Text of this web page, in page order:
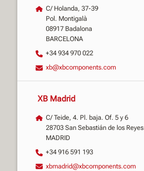
C/ Holanda, 37-39
Pol. Montigalà
08917 Badalona
BARCELONA
+34 934 970 022
xb@xbcomponents.com
XB Madrid
C/ Teide, 4. Pl. baja. Of. 5 y 6
28703 San Sebastián de los Reyes
MADRID
+34 916 591 193
xbmadrid@xbcomponents.com